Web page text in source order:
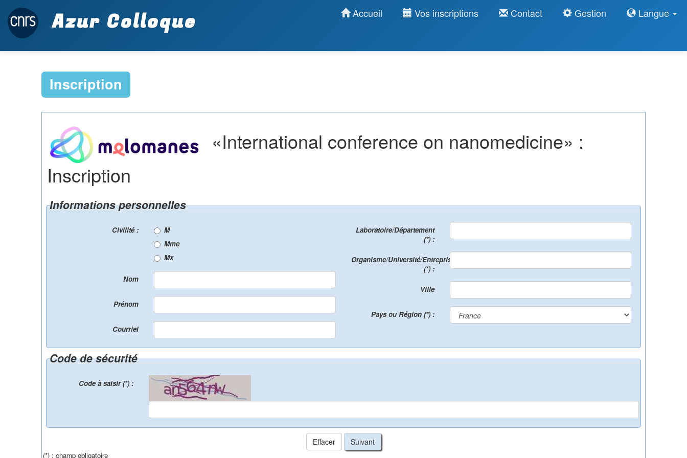
Azur Colloque Accueil Vos inscriptions Contact Gestion Langue
Inscription
«International conference on nanomedicine» :
Inscription
Informations personnelles
Civilité :
M
Mme
Mx
Nom
Prénom
Courriel
Laboratoire/Département
(*) :
Organisme/Université/Entreprise
(*) :
Ville
Pays ou Région (*) :
Code de sécurité
Code à saisir (*) :
(*) : champ obligatoire